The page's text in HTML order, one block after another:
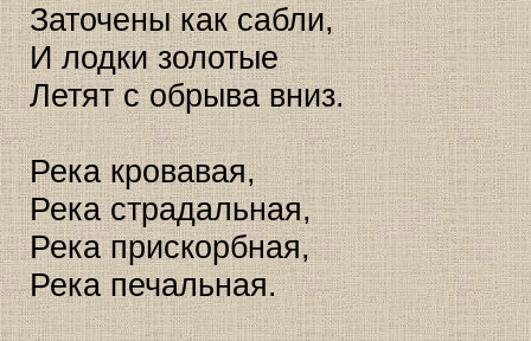
Заточены как сабли,
И лодки золотые
Летят с обрыва вниз.
Река кровавая,
Река страдальная,
Река прискорбная,
Река печальная.